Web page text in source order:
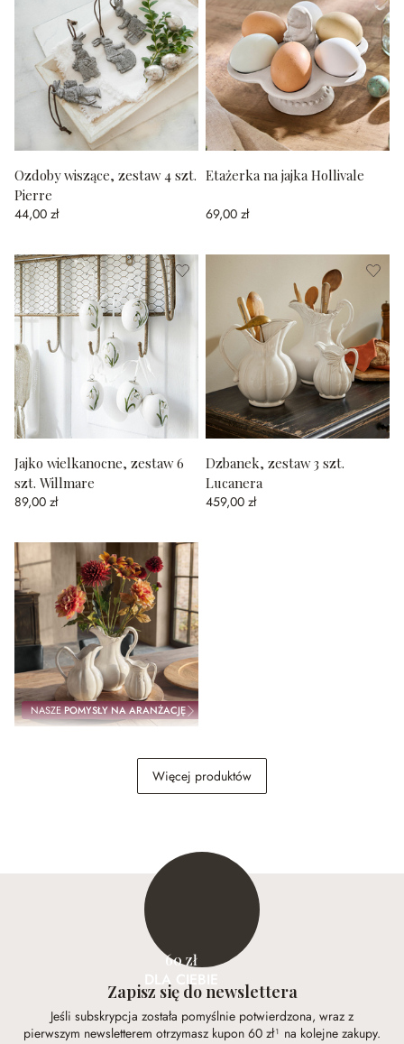
Ozdoby wiszące, zestaw 4 szt.
Pierre
44,00 zł
Etażerka na jajka Hollivale
69,00 zł
Jajko wielkanocne, zestaw 6
szt. Willmare
89,00 zł
Dzbanek, zestaw 3 szt.
Lucanera
459,00 zł
NASZEPOMYSŁY NA ARANŻACJĘ
Więcej produktów
60 zł
DLA CIEBIE
Zapisz się do newslettera
Jeśli subskrypcja została pomyślnie potwierdzona, wraz z
pierwszym newsletterem otrzymasz kupon 60 zł¹ na kolejne zakupy.